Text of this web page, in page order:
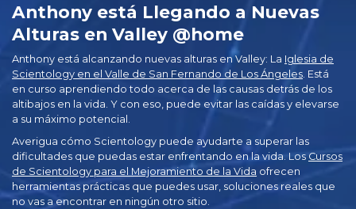
Anthony está Llegando a Nuevas
Alturas en Valley @home
Anthony está alcanzando nuevas alturas en Valley: La Iglesia de
Scientology en el Valle de San Fernando de Los Ángeles . Está
en curso aprendiendo todo acerca de las causas detrás de los
altibajos en la vida. Y con eso, puede evitar las caídas y elevarse
a su máximo potencial.
Averigua cómo Scientology puede ayudarte a superar las
dificultades que puedas estar enfrentando en la vida. LosCursos
de Scientology para el Mejoramiento de la Vida ofrecen
herramientas prácticas que puedes usar, soluciones reales que
no vas a encontrar en ningún otro sitio.